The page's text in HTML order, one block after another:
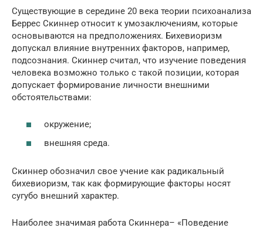
Существующие в середине 20 века теории психоанализа
Беррес Скиннер относит к умозаключениям, которые
основываются на предположениях. Бихевиоризм
допускал влияние внутренних факторов, например,
подсознания. Скиннер считал, что изучение поведения
человека возможно только с такой позиции, которая
допускает формирование личности внешними
обстоятельствами:
окружение;
внешняя среда.
Скиннер обозначил свое учение как радикальный
бихевиоризм, так как формирующие факторы носят
сугубо внешний характер.
Наиболее значимая работа Скиннера– «Поведение